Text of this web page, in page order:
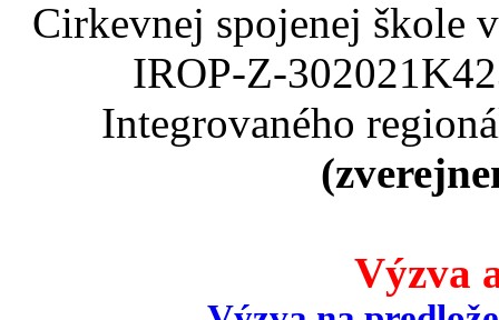
Cirkevnej spojenej
IROP-Z-
Integrovaného
Výzva